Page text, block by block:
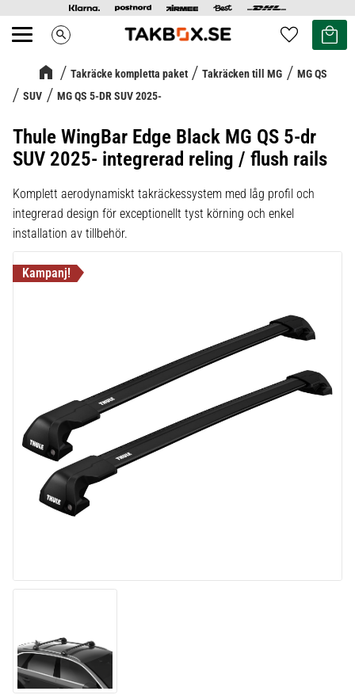
Meny search Favoriter
Kundvagn
Takräcke kompletta paket Takräcken till MG
MG QS
SUV
MG QS 5-DR SUV 2025-
Thule WingBar Edge Black MG QS 5-dr
SUV 2025- integrerad reling / flush rails
Komplett aerodynamiskt takräckessystem med låg profil och
integrerad design för exceptionellt tyst körning och enkel
installation av tillbehör.